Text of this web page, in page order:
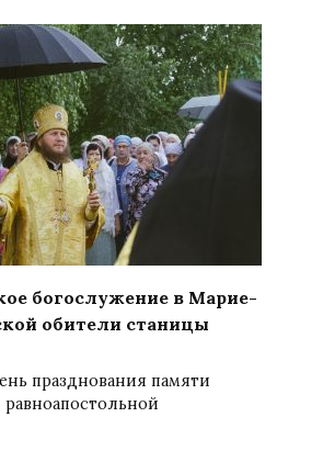
богослужение в Марие-
обители станицы
празднования памяти